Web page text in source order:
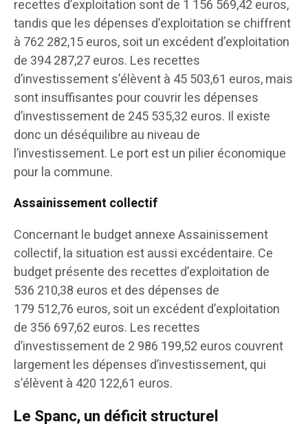
recettes d’exploitation sont de 1 156 569,42 euros,
tandis que les dépenses d’exploitation se chiffrent
à 762 282,15 euros, soit un excédent d’exploitation
de 394 287,27 euros. Les recettes
d’investissement s’élèvent à 45 503,61 euros, mais
sont insuffisantes pour couvrir les dépenses
d’investissement de 245 535,32 euros. Il existe
donc un déséquilibre au niveau de
l’investissement. Le port est un pilier économique
pour la commune.
Assainissement collectif
Concernant le budget annexe Assainissement
collectif, la situation est aussi excédentaire. Ce
budget présente des recettes d’exploitation de
536 210,38 euros et des dépenses de
179 512,76 euros, soit un excédent d’exploitation
de 356 697,62 euros. Les recettes
d’investissement de 2 986 199,52 euros couvrent
largement les dépenses d’investissement, qui
s’élèvent à 420 122,61 euros.
Le Spanc, un déficit structurel